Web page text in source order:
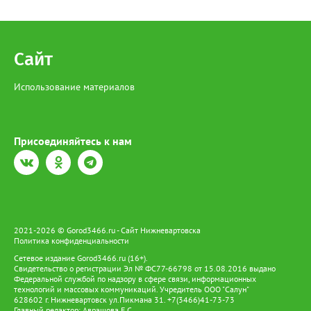
Сайт
Использование материалов
Присоединяйтесь к нам
2021-2026 © Gorod3466.ru - Сайт Нижневартовска
Политика конфиденциальности
Сетевое издание Gorod3466.ru (16+).
Свидетельство о регистрации Эл № ФС77-66798 от 15.08.2016 выдано
Федеральной службой по надзору в сфере связи, информационных
технологий и массовых коммуникаций. Учредитель ООО "Салун"
628602 г. Нижневартовск ул.Пикмана 31. +7(3466)41-73-73